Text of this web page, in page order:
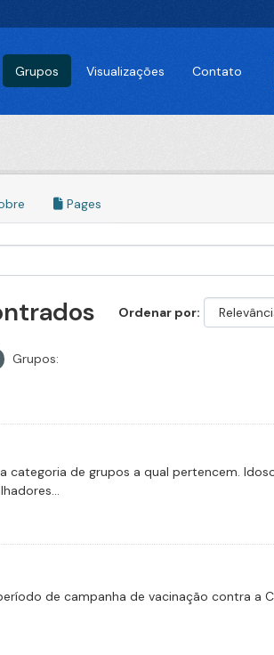
Grupos Visualizações Contato
Pages
Ordenar por
Grupos:
de grupos a qual pertencem.
de campanha de vacinação contra a